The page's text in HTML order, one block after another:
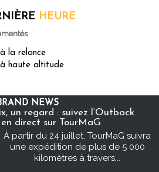
HEURE
la relance
à haute altitude
NEWS
un regard : suivez l’Outback
direct sur TourMaG
À partir du 24 juillet, TourMaG suivra
une expédition de plus de 5 000
kilomètres à travers...